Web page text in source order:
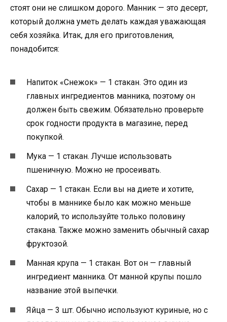
стоят они не слишком дорого. Манник — это десерт,
который должна уметь делать каждая уважающая
себя хозяйка. Итак, для его приготовления,
понадобится:
Напиток «Снежок» — 1 стакан. Это один из
главных ингредиентов манника, поэтому он
должен быть свежим. Обязательно проверьте
срок годности продукта в магазине, перед
покупкой.
Мука — 1 стакан. Лучше использовать
пшеничную. Можно не просеивать.
Сахар — 1 стакан. Если вы на диете и хотите,
чтобы в маннике было как можно меньше
калорий, то используйте только половину
стакана. Также можно заменить обычный сахар
фруктозой.
Манная крупа — 1 стакан. Вот он — главный
ингредиент манника. От манной крупы пошло
название этой выпечки.
Яйца — 3 шт. Обычно используют куриные, но с